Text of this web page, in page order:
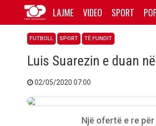
LAJME VIDEO SPORT
FUTBOLL SPORT TË FUNDIT
Luis Suarezin e duan
02/05/2020 07:00
Një ofertë e re